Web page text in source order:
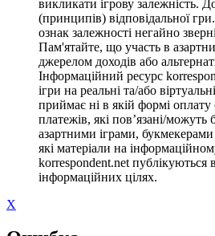
викликати ігрову залежність.
(принципів) відповідальної
ознак залежності негайно
Пам'ятайте, що участь в
джерелом доходів або
Інформаційний ресурс
ігри на реальні та/або
приймає ні в якій формі оплату
платежів, які пов’язані/можуть
азартними іграми,
які матеріали на
korrespondent.net публікуються
інформаційних цілях.
X